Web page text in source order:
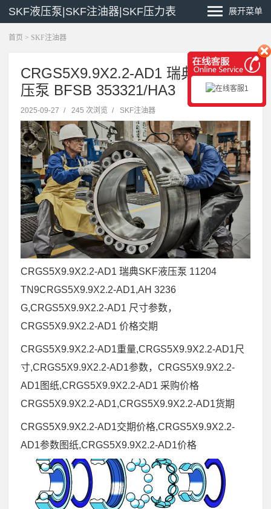
SKF液压泵|SKF注油器|SKF压力表 展开菜单
首页 > SKF注油器
CRGS5X9.9X2.2-AD1 瑞典SKF液
压泵 BFSB 353321/HA3
2025-09-27 / 245 次浏览 / SKF注油器
CRGS5X9.9X2.2-AD1 瑞典SKF液压泵 11204
TN9CRGS5X9.9X2.2-AD1,AH 3236
G,CRGS5X9.9X2.2-AD1 尺寸参数，
CRGS5X9.9X2.2-AD1 价格交期
CRGS5X9.9X2.2-AD1重量,CRGS5X9.9X2.2-AD1尺
寸,CRGS5X9.9X2.2-AD1参数，CRGS5X9.9X2.2-
AD1图纸,CRGS5X9.9X2.2-AD1 采购价格
CRGS5X9.9X2.2-AD1,CRGS5X9.9X2.2-AD1货期
CRGS5X9.9X2.2-AD1交期价格,CRGS5X9.9X2.2-
AD1参数图纸,CRGS5X9.9X2.2-AD1价格